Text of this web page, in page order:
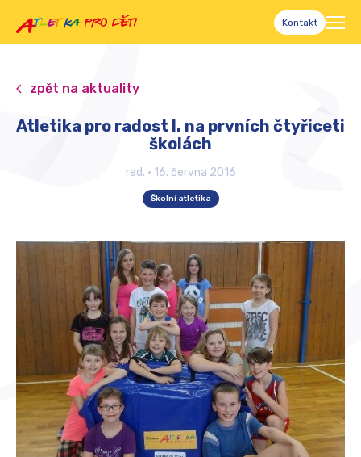
Kontakt
zpět na aktuality
Atletika pro radost I. na prvních čtyřiceti
školách
red. • 16. června 2016
Školní atletika